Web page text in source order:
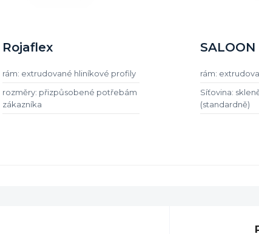
Rojaflex
rám: extrudované hliníkové profily
rozměry: přizpůsobené potřebám
zákazníka
SALOON
rám:
Síťovina:
(standardně)